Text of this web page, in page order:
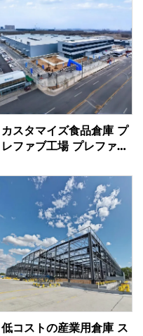
カスタマイズ食品倉庫 プ
レファブ工場 プレファブ
造ビルドゥング プレファ
ブ鋼材建築物
低コストの産業用倉庫 ス